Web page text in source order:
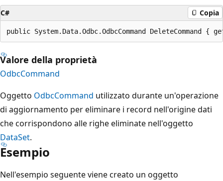
C# Copia
public System.Data.Odbc.OdbcCommand DeleteCommand
Valore della proprietà
OdbcCommand
Oggetto OdbcCommand utilizzato durante un'operazione
di aggiornamento per eliminare i record nell'origine dati
che corrispondono alle righe eliminate nell'oggetto
DataSet.
Esempio
Nell'esempio seguente viene creato un oggetto